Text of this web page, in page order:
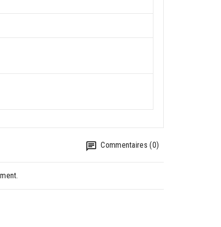
Commentaires (0)